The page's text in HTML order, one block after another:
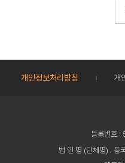
개인정보처리방침 개
등록번호
법 인 명 (단체명) : 동